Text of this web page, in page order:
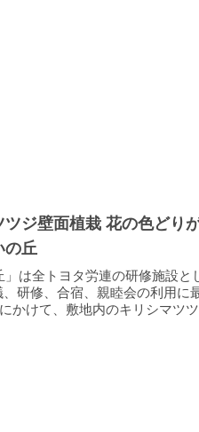
ツジ壁面植栽 花の色どり
の丘
」は全トヨタ労連の研修施設と
研修、合宿、親睦会の利用に
かけて、敷地内のキリシマツ